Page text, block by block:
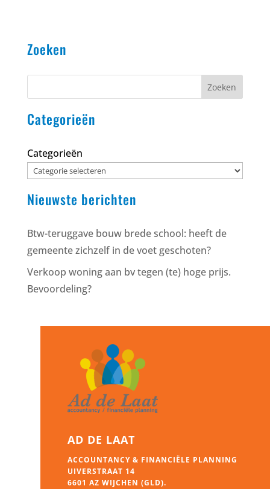
Zoeken
Zoeken
Categorieën
Categorieën
Nieuwste berichten
Btw-teruggave bouw brede school: heeft de
gemeente zichzelf in de voet geschoten?
Verkoop woning aan bv tegen (te) hoge prijs.
Bevoordeling?
AD DE LAAT
ACCOUNTANCY & FINANCIËLE PLANNING
UIVERSTRAAT 14
6601 AZ WIJCHEN (GLD).